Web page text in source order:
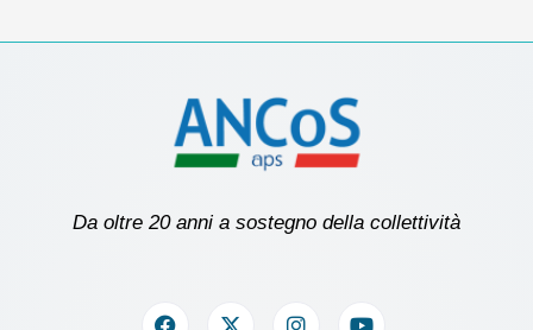
Da oltre 20 anni a sostegno della collettività